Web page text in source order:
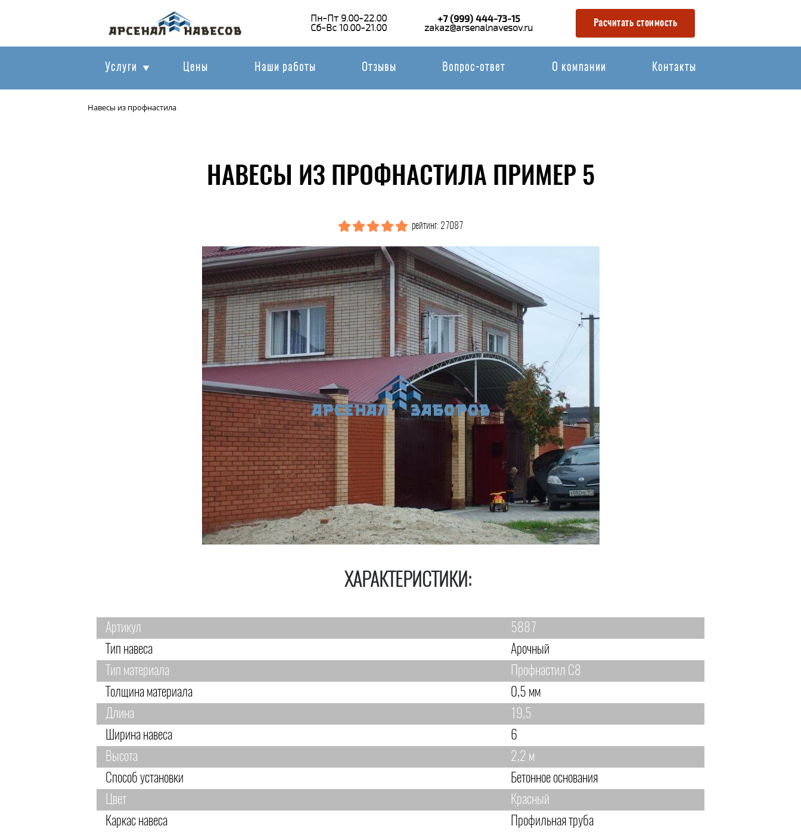
Пн-Пт 9.00-22.00
Сб-Вс 10.00-21.00
+7 (999) 444-73-15
zakaz@arsenalnavesov.ru Расчитать стоимость
Услуги Цены Наши работы Отзывы Вопрос-ответ О компании Контакты
Навесы из профнастила
НАВЕСЫ ИЗ ПРОФНАСТИЛА ПРИМЕР 5
рейтинг: 27087
ХАРАКТЕРИСТИКИ:
Артикул
5887
Тип навеса
Арочный
Тип материала
Профнастил С8
Толщина материала
0,5 мм
Длина
19,5
Ширина навеса
6
Высота
2,2 м
Способ установки
Бетонное основания
Цвет
Красный
Каркас навеса
Профильная труба